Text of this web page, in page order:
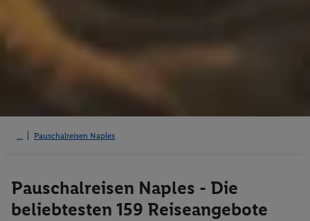
Pauschalreisen Naples
Pauschalreisen Naples - Die
beliebtesten 159 Reiseangebote